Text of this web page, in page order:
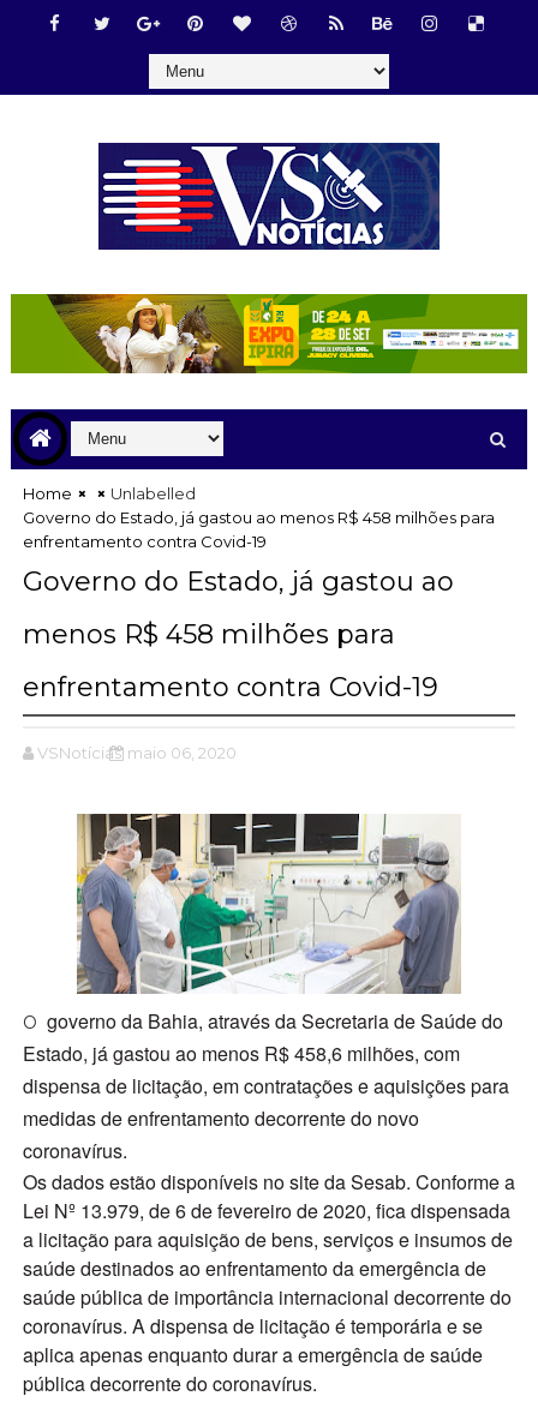
Home
Unlabelled
Governo do Estado, já gastou ao menos R$ 458 milhões para
enfrentamento contra Covid-19
Governo do Estado, já gastou ao
menos R$ 458 milhões para
enfrentamento contra Covid-19
VSNotícias maio 06, 2020
O governo da Bahia, através da Secretaria de Saúde do
Estado, já gastou ao menos R$ 458,6 milhões, com
dispensa de licitação, em contratações e aquisições para
medidas de enfrentamento decorrente do novo
coronavírus.
Os dados estão disponíveis no site da Sesab. Conforme a
Lei Nº 13.979, de 6 de fevereiro de 2020, fica dispensada
a licitação para aquisição de bens, serviços e insumos de
saúde destinados ao enfrentamento da emergência de
saúde pública de importância internacional decorrente do
coronavírus. A dispensa de licitação é temporária e se
aplica apenas enquanto durar a emergência de saúde
pública decorrente do coronavírus.